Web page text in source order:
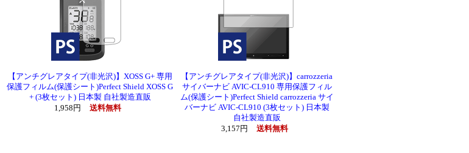
【アンチグレアタイプ(非光沢)】XOSS G+ 専用
保護フィルム(保護シート)Perfect Shield XOSS G
+ (3枚セット) 日本製 自社製造直販
1,958円
送料無料
【アンチグレアタイプ(非光沢)】carrozzeria
サイバーナビ AVIC-CL910 専用保護フィル
ム(保護シート)Perfect Shield carrozzeria サイ
バーナビ AVIC-CL910 (3枚セット) 日本製
自社製造直販
3,157円
送料無料